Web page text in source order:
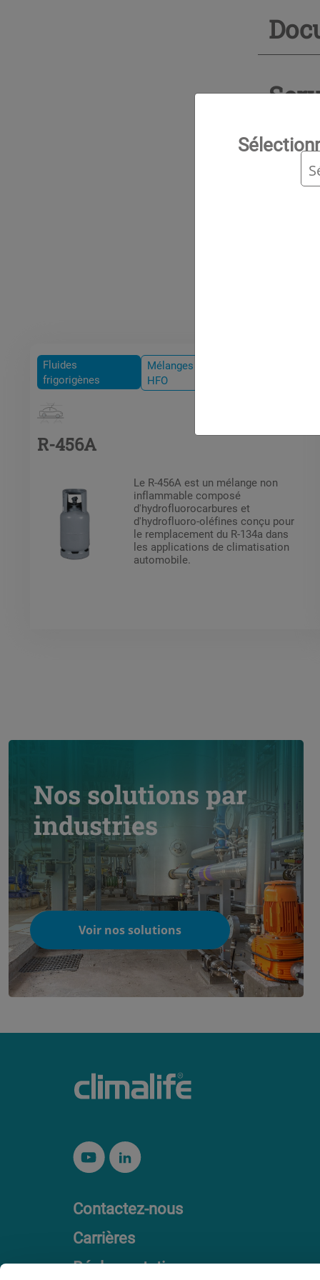
Fluides
frigorigènes
Mélanges HFC /
HFO
R-456A
Le R-456A est un mélange non
inflammable composé
d'hydrofluorocarbures et
d'hydrofluoro-oléfines conçu pour
le remplacement du R-134a dans
les applications de climatisation
automobile.
Nos solutions par
industries
Voir nos solutions
Contactez-nous
Carrières
Réglementation